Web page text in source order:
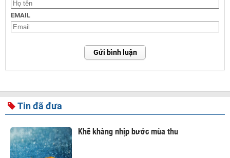
EMAIL
Gửi bình luận
Tin đã đưa
Khẽ khàng nhịp bước mùa thu